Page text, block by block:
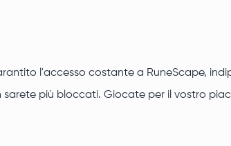
l'accesso costante a RuneScape,
più bloccati. Giocate per il vostro